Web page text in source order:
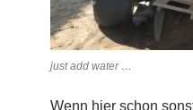
just add water …
Wenn hier schon